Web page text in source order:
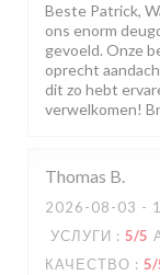
Beste Patrick,
ons enorm
gevoeld. Onze
oprecht
dit zo hebt
verwelkomen!
Thomas B
2026-08-03 -
УСЛУГИ : 5/5
КАЧЕСТВО : 5/